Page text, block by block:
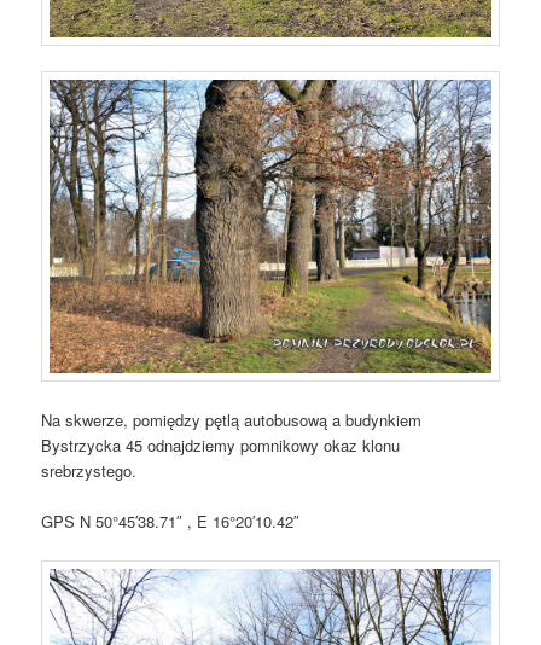
Na skwerze, pomiędzy pętlą autobusową a budynkiem
Bystrzycka 45 odnajdziemy pomnikowy okaz klonu
srebrzystego.
GPS N 50°45′38.71″ , E 16°20′10.42″